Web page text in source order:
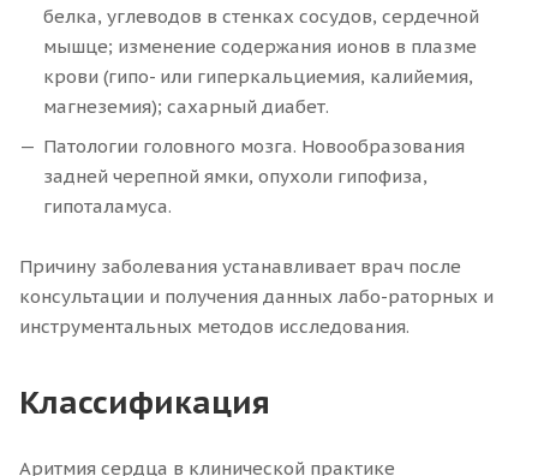
белка, углеводов в стенках сосудов, сердечной
мышце; изменение содержания ионов в плазме
крови (гипо- или гиперкальциемия, калийемия,
магнеземия); сахарный диабет.
Патологии головного мозга. Новообразования
задней черепной ямки, опухоли гипофиза,
гипоталамуса.
Причину заболевания устанавливает врач после
консультации и получения данных лабо-раторных и
инструментальных методов исследования.
Классификация
Аритмия сердца в клинической практике